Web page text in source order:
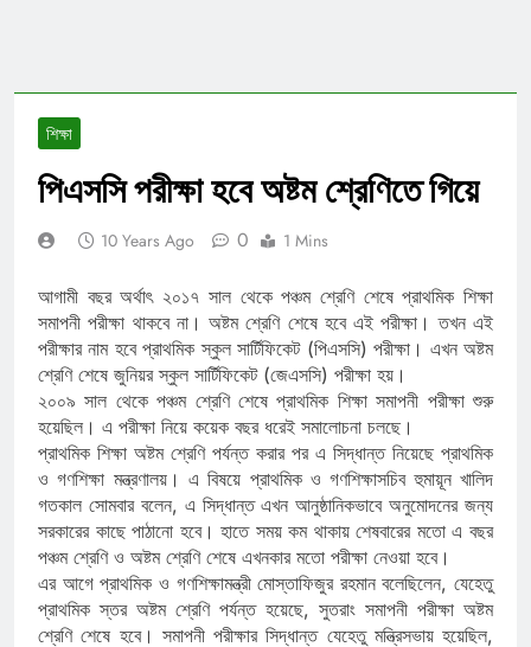
শিক্ষা
পিএসসি পরীক্ষা হবে অষ্টম শ্রেণিতে গিয়ে
10 Years Ago 0 1 Mins
আগামী বছর অর্থাৎ ২০১৭ সাল থেকে পঞ্চম শ্রেণি শেষে প্রাথমিক শিক্ষা
সমাপনী পরীক্ষা থাকবে না। অষ্টম শ্রেণি শেষে হবে এই পরীক্ষা। তখন এই
পরীক্ষার নাম হবে প্রাথমিক স্কুল সার্টিফিকেট (পিএসসি) পরীক্ষা। এখন অষ্টম
শ্রেণি শেষে জুনিয়র স্কুল সার্টিফিকেট (জেএসসি) পরীক্ষা হয়।
২০০৯ সাল থেকে পঞ্চম শ্রেণি শেষে প্রাথমিক শিক্ষা সমাপনী পরীক্ষা শুরু
হয়েছিল। এ পরীক্ষা নিয়ে কয়েক বছর ধরেই সমালোচনা চলছে।
প্রাথমিক শিক্ষা অষ্টম শ্রেণি পর্যন্ত করার পর এ সিদ্ধান্ত নিয়েছে প্রাথমিক
ও গণশিক্ষা মন্ত্রণালয়। এ বিষয়ে প্রাথমিক ও গণশিক্ষাসচিব হুমায়ূন খালিদ
গতকাল সোমবার বলেন, এ সিদ্ধান্ত এখন আনুষ্ঠানিকভাবে অনুমোদনের জন্য
সরকারের কাছে পাঠানো হবে। হাতে সময় কম থাকায় শেষবারের মতো এ বছর
পঞ্চম শ্রেণি ও অষ্টম শ্রেণি শেষে এখনকার মতো পরীক্ষা নেওয়া হবে।
এর আগে প্রাথমিক ও গণশিক্ষামন্ত্রী মোস্তাফিজুর রহমান বলেছিলেন, যেহেতু
প্রাথমিক স্তর অষ্টম শ্রেণি পর্যন্ত হয়েছে, সুতরাং সমাপনী পরীক্ষা অষ্টম
শ্রেণি শেষে হবে। সমাপনী পরীক্ষার সিদ্ধান্ত যেহেতু মন্ত্রিসভায় হয়েছিল,